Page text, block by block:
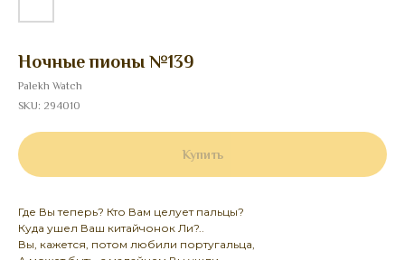
Ночные пионы №139
Palekh Watch
SKU: 294010
Купить
Где Вы теперь? Кто Вам целует пальцы?
Куда ушел Ваш китайчонок Ли?..
Вы, кажется, потом любили португальца,